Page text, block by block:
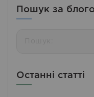
Пошук за
Останні статті